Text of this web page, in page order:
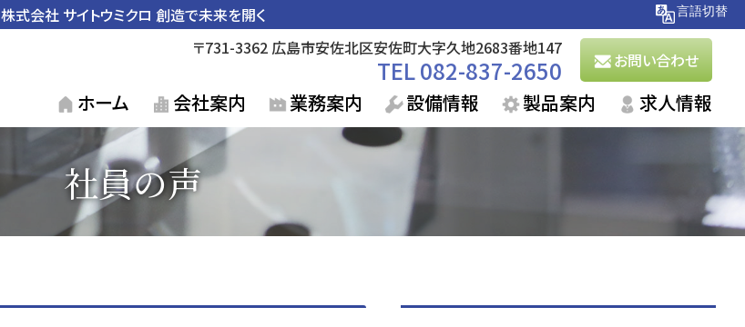
株式会社 サイトウミクロ 創造で未来を開く
〒731-3362 広島市安佐北区安佐町大字久地2683番地147
TEL 082-837-2650 お問い合わせ
ホーム 会社案内 業務案内 設備情報 製品案内 求人情報
社員の声